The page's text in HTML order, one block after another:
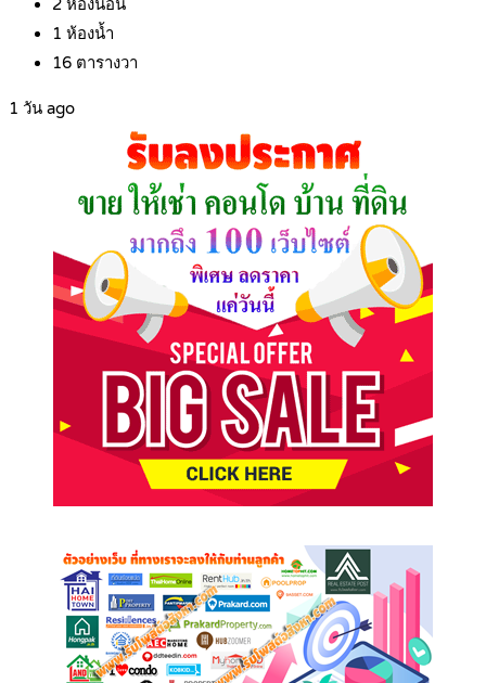
2 ห้องนอน
1 ห้องน้ำ
16 ตารางวา
1 วัน ago